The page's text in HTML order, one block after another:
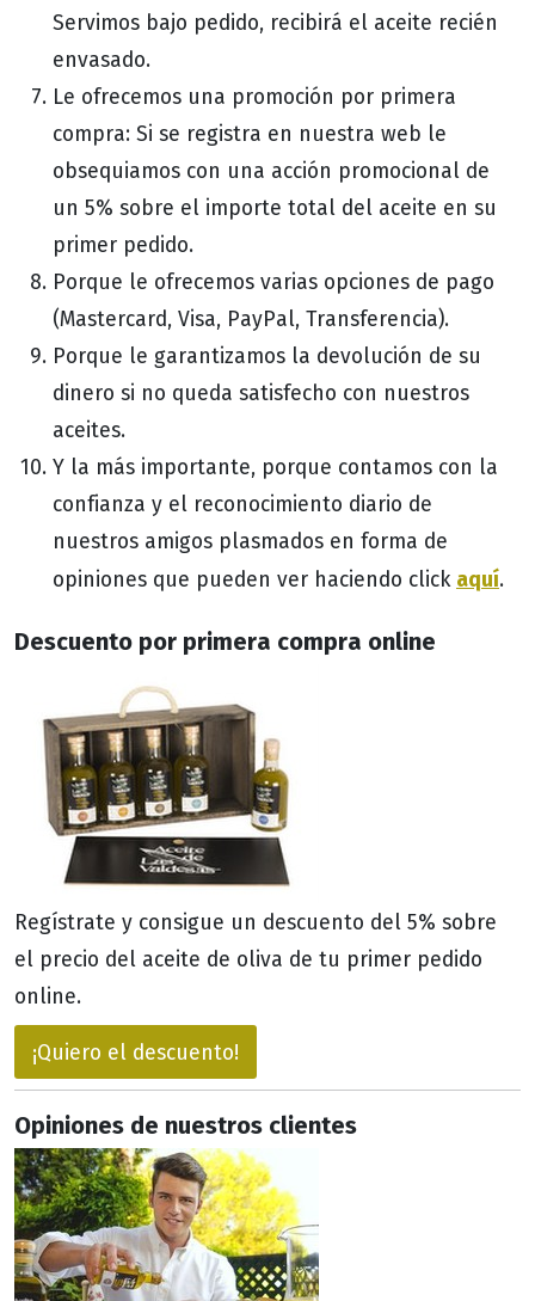
Descuento por primera compra online
Regístrate y consigue un descuento del 5% sobre
el precio del aceite de oliva de tu primer pedido
online.
¡Quiero el descuento!
Opiniones de nuestros clientes
Servimos bajo pedido, recibirá el aceite recién
envasado.
Le ofrecemos una promoción por primera
compra: Si se registra en nuestra web le
obsequiamos con una acción promocional de
un 5% sobre el importe total del aceite en su
primer pedido.
Porque le ofrecemos varias opciones de pago
(Mastercard, Visa, PayPal, Transferencia).
Porque le garantizamos la devolución de su
dinero si no queda satisfecho con nuestros
aceites.
Y la más importante, porque contamos con la
confianza y el reconocimiento diario de
nuestros amigos plasmados en forma de
opiniones que pueden ver haciendo click aquí.